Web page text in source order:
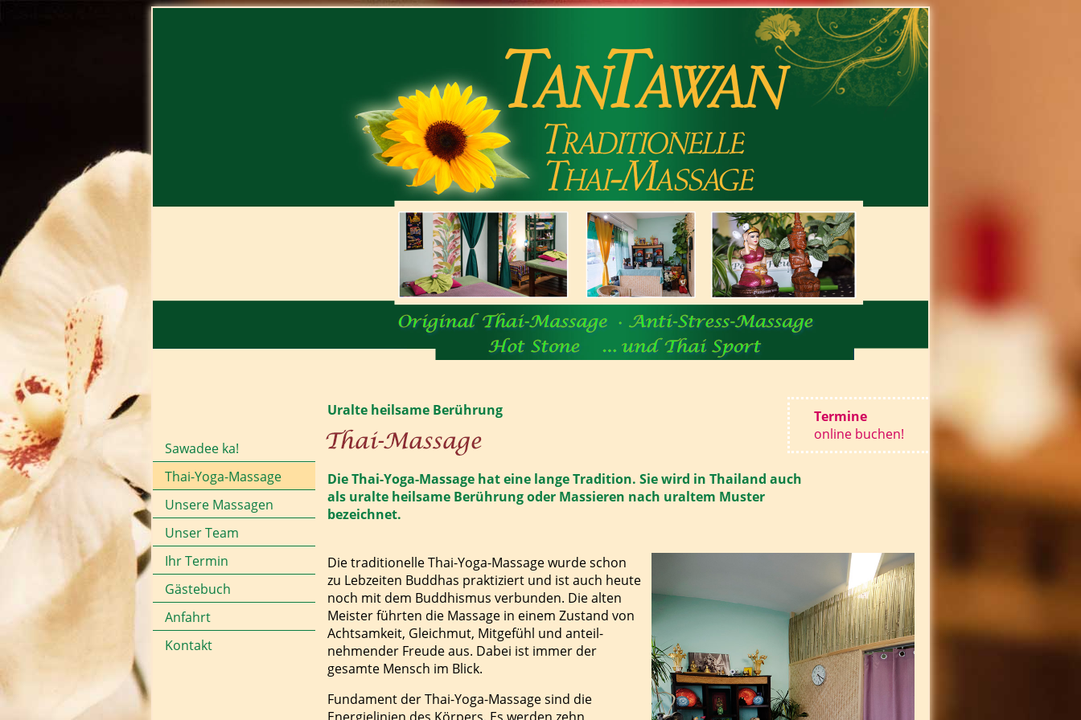
Sawadee ka!
Thai-Yoga-Massage
Unsere Massagen
Unser Team
Ihr Termin
Gästebuch
Anfahrt
Kontakt
Uralte heilsame Berührung
Termine
online buchen!
Die Thai-Yoga-Massage hat eine lange Tradition. Sie wird in Thailand auch
als uralte heilsame Berührung oder Massieren nach uraltem Muster
bezeichnet.
Die traditionelle Thai-Yoga-Massage wurde schon
zu Lebzeiten Buddhas prakti­ziert und ist auch heute
noch mit dem Buddhismus verbunden. Die alten
Meis­ter führten die Massage in einem Zustand von
Acht­sam­keit, Gleichmut, Mit­gefühl und anteil­
nehmen­der Freude aus. Dabei ist immer der
gesamte Mensch im Blick.
Fundament der Thai-Yoga-Massage sind die